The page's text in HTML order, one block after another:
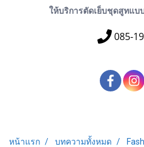
ให้บริการตัดเย็บชุดสูทแบบ
085-
หน้าแรก บทความทั้งหมด